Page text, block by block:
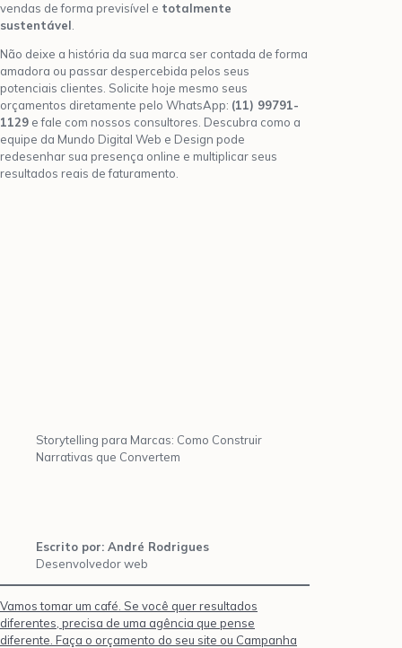
vendas de forma previsível e totalmente
sustentável
Não deixe a história da sua marca ser contada de forma
amadora ou passar despercebida pelos seus
potenciais clientes. Solicite hoje mesmo seus
orçamentos diretamente pelo WhatsApp: (11) 99791-
1129 e fale com nossos consultores. Descubra como a
equipe da Mundo Digital Web e Design pode
redesenhar sua presença online e multiplicar seus
resultados reais de faturamento.
Storytelling para Marcas: Como Construir
Narrativas que Convertem
Escrito por: André Rodrigues
Desenvolvedor web
Vamos tomar um café. Se você quer resultados
diferentes, precisa de uma agência que pense
diferente. Faça o orçamento do seu site ou Campanha